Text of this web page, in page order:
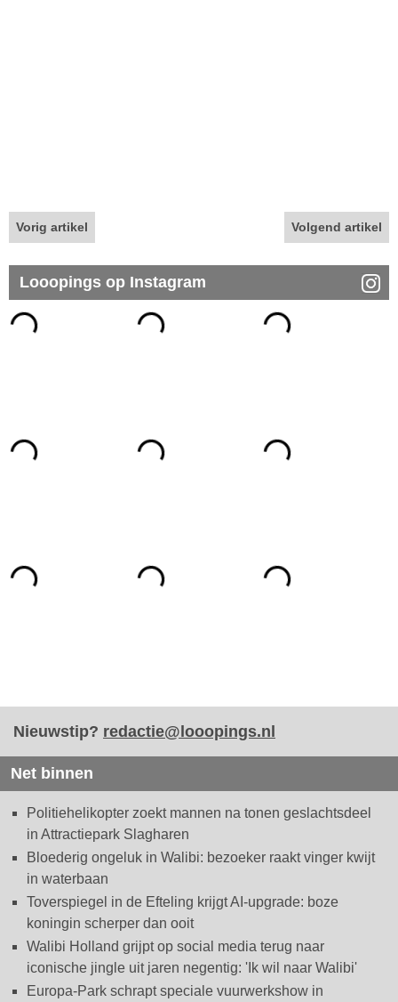
Vorig artikel Volgend artikel
Looopings op Instagram
Nieuwstip? redactie@looopings.nl
Net binnen
Politiehelikopter zoekt mannen na tonen geslachtsdeel
in Attractiepark Slagharen
Bloederig ongeluk in Walibi: bezoeker raakt vinger kwijt
in waterbaan
Toverspiegel in de Efteling krijgt AI-upgrade: boze
koningin scherper dan ooit
Walibi Holland grijpt op social media terug naar
iconische jingle uit jaren negentig: 'Ik wil naar Walibi'
Europa-Park schrapt speciale vuurwerkshow in